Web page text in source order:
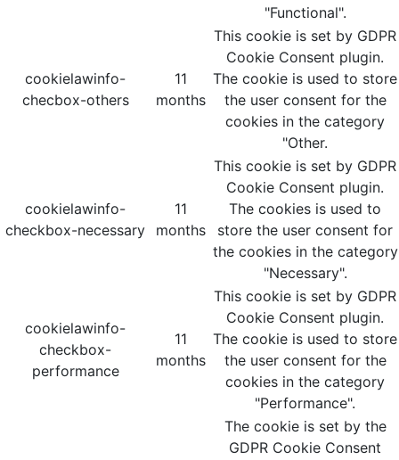
"Functional".
cookielawinfo-
checbox-others
11
months
This cookie is set by GDPR
Cookie Consent plugin.
The cookie is used to store
the user consent for the
cookies in the category
"Other.
cookielawinfo-
checkbox-necessary
11
months
This cookie is set by GDPR
Cookie Consent plugin.
The cookies is used to
store the user consent for
the cookies in the category
"Necessary".
cookielawinfo-
checkbox-
performance
11
months
This cookie is set by GDPR
Cookie Consent plugin.
The cookie is used to store
the user consent for the
cookies in the category
"Performance".
The cookie is set by the
GDPR Cookie Consent